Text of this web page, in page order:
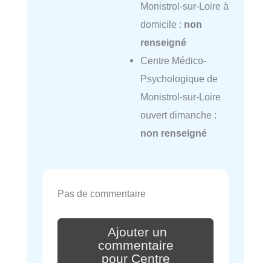
Monistrol-sur-Loire à
domicile : non
renseigné
Centre Médico-
Psychologique de
Monistrol-sur-Loire
ouvert dimanche :
non renseigné
Pas de commentaire
Ajouter un
commentaire
pour Centre